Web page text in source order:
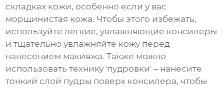
складках кожи, особенно если у вас
морщинистая кожа. Чтобы этого избежать,
используйте легкие, увлажняющие консилеры
и тщательно увлажняйте кожу перед
нанесением макияжа. Также можно
использовать технику 'пудровки' – нанесите
тонкий слой пудры поверх консилера, чтобы